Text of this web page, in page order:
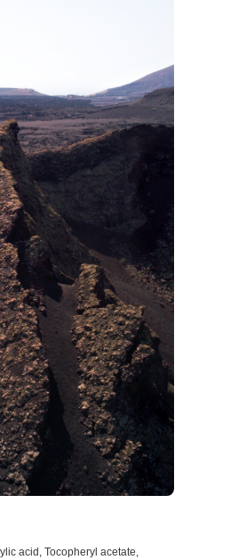
acid, Tocopheryl acetate,